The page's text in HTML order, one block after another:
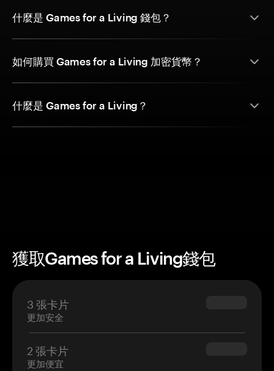
什麼是 Games for a Living 錢包？
如何購買 Games for a Living 加密貨幣？
什麼是 Games for a Living？
獲取Games for a Living錢包
3 張卡片
更加安全
$69.90
2 張卡片
更加便宜
$54.90